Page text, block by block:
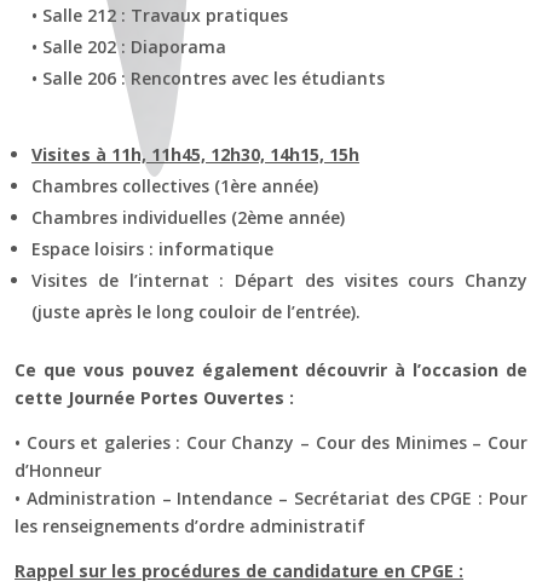
• Salle 212 : Travaux pratiques
• Salle 202 : Diaporama
• Salle 206 : Rencontres avec les étudiants
Visites à 11h, 11h45, 12h30, 14h15, 15h
Chambres collectives (1ère année)
Chambres individuelles (2ème année)
Espace loisirs : informatique
Visites de l’internat : Départ des visites cours Chanzy
(juste après le long couloir de l’entrée).
Ce que vous pouvez également découvrir à l’occasion de
cette Journée Portes Ouvertes :
• Cours et galeries : Cour Chanzy – Cour des Minimes – Cour
d’Honneur
• Administration – Intendance – Secrétariat des CPGE : Pour
les renseignements d’ordre administratif
Rappel sur les procédures de candidature en CPGE :